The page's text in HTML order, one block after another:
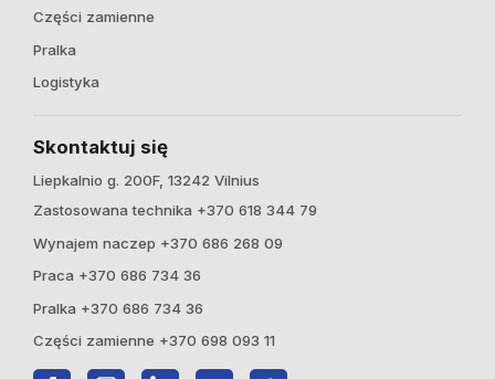
Części zamienne
Pralka
Logistyka
Skontaktuj się
Liepkalnio g. 200F, 13242 Vilnius
Zastosowana technika +370 618 344 79
Wynajem naczep +370 686 268 09
Praca +370 686 734 36
Pralka +370 686 734 36
Części zamienne +370 698 093 11